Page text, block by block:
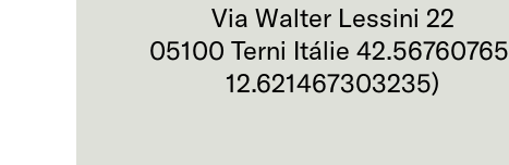
Via Walter Lessini 22
05100 Terni Itálie 42.56760765
12.621467303235)